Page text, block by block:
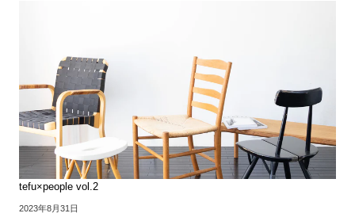
tefu×people vol.2
2023年8月31日